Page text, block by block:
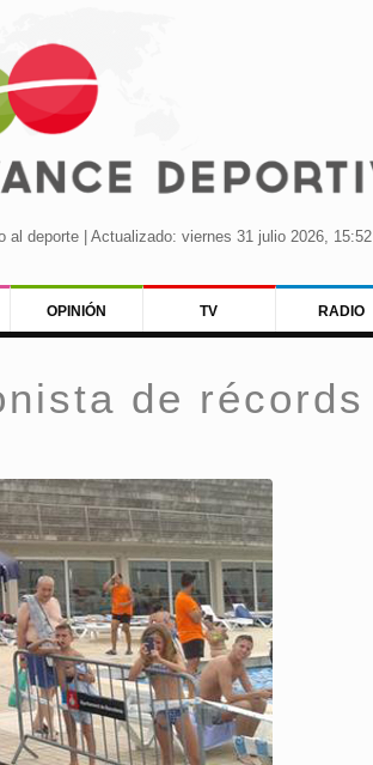
al deporte | Actualizado: viernes 31 julio 2026, 15:52
OPINIÓN TV RADIO
de récords